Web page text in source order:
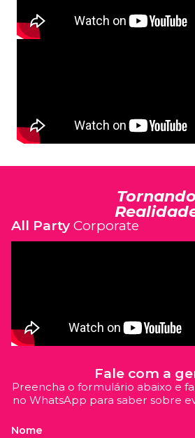
Tornando
All Party Corporate
Fale com a
Preencha o formulário abaixo e
no WhatsApp para saber sobre
Nome